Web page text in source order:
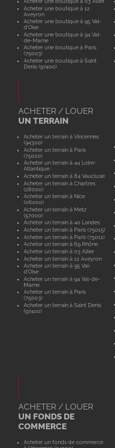
Acheter une boutique à 12
Aveyron
Acheter une boutique à 95 Val-
d'Oise
Acheter une boutique à 94 Val-
de-Marne
Acheter une boutique à Paris
(75003)
Acheter une boutique à Saint
Denis (97400)
ACHETER / LOUER
UN TERRAIN
Acheter un terrain à Vincennes
(94300)
Acheter un terrain à Paris
(75020)
Acheter un terrain à 44 Loire-
Atlantique
Acheter un terrain à 84 Vaucluse
Acheter un terrain à Chartres
(28000)
Acheter un terrain à Nice
(06000)
Acheter un terrain à Metz
(57000)
Acheter un terrain à 40 Landes
Acheter un terrain à Paris (75015)
Acheter un terrain à Paris (75011)
Acheter un terrain à 69 Rhône
Acheter un terrain à 03 Allier
Acheter un terrain à 12 Aveyron
Acheter un terrain à 95 Val-
d'Oise
Acheter un terrain à 94 Val-de-
Marne
Acheter un terrain à Paris
(75003)
Acheter un terrain à Saint Denis
(97400)
ACHETER / LOUER
UN FONDS DE
COMMERCE
Acheter un fonds de commerce